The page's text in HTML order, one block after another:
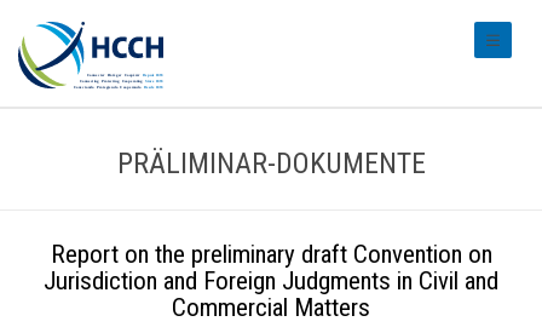
PRÄLIMINAR-DOKUMENTE
Report on the preliminary draft Convention on
Jurisdiction and Foreign Judgments in Civil and
Commercial Matters